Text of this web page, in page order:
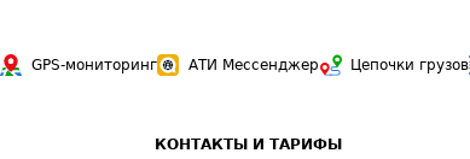
GPS-мониторинг АТИ Мессенджер Цепочки грузов
КОНТАКТЫ И ТАРИФЫ